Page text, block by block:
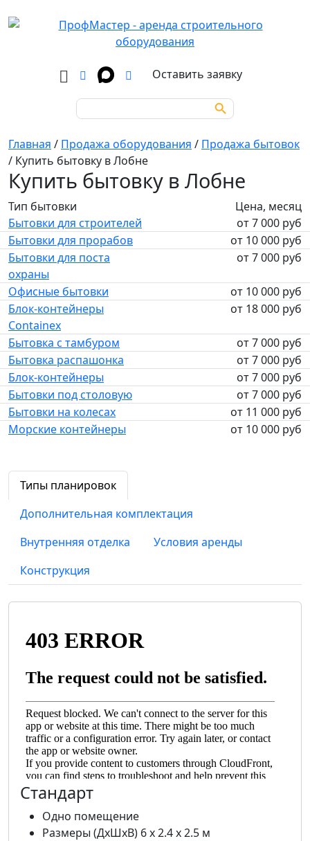
Search
for:
Search Button
Оставить заявку
Главная / Продажа оборудования / Продажа бытовок
/ Купить бытовку в Лобне
Купить бытовку в Лобне
Тип бытовки
Цена, месяц
Бытовки для строителей
от 7 000 руб
Бытовки для прорабов
от 10 000 руб
Бытовки для поста
охраны
от 7 000 руб
Офисные бытовки
от 10 000 руб
Блок-контейнеры
Containex
от 18 000 руб
Бытовка с тамбуром
от 7 000 руб
Бытовка распашонка
от 7 000 руб
Блок-контейнеры
от 7 000 руб
Бытовки под столовую
от 7 000 руб
Бытовки на колесах
от 11 000 руб
Морские контейнеры
от 10 000 руб
Типы планировок
Дополнительная комплектация
Внутренняя отделка
Условия аренды
Конструкция
Стандарт
Одно помещение
Размеры (ДхШхВ) 6 х 2.4 х 2.5 м